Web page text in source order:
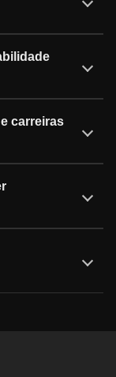
carreiras